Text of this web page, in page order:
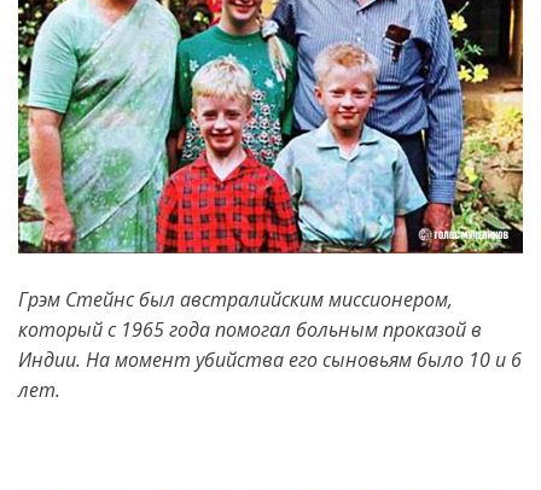
Грэм Стейнс был австралийским миссионером,
который с 1965 года помогал больным проказой в
Индии. На момент убийства его сыновьям было 10 и 6
лет.